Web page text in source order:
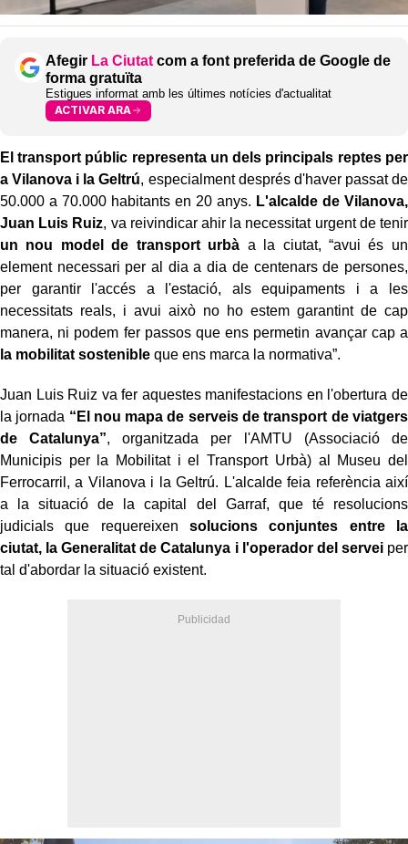
Afegir La Ciutat com a font preferida de Google de
forma gratuïta
Estigues informat amb les últimes notícies d'actualitat
ACTIVAR ARA
El transport públic representa un dels principals reptes per
a Vilanova i la Geltrú, especialment després d'haver passat de
50.000 a 70.000 habitants en 20 anys. L'alcalde de Vilanova,
Juan Luis Ruiz, va reivindicar ahir la necessitat urgent de tenir
un nou model de transport urbà a la ciutat, “avui és un
element necessari per al dia a dia de centenars de persones,
per garantir l'accés a l'estació, als equipaments i a les
necessitats reals, i avui això no ho estem garantint de cap
manera, ni podem fer passos que ens permetin avançar cap a
la mobilitat sostenible que ens marca la normativa”.
Juan Luis Ruiz va fer aquestes manifestacions en l'obertura de
la jornada “El nou mapa de serveis de transport de viatgers
de Catalunya”, organitzada per l'AMTU (Associació de
Municipis per la Mobilitat i el Transport Urbà) al Museu del
Ferrocarril, a Vilanova i la Geltrú. L'alcalde feia referència així
a la situació de la capital del Garraf, que té resolucions
judicials que requereixen solucions conjuntes entre la
ciutat, la Generalitat de Catalunya i l'operador del serveiper
tal d'abordar la situació existent.